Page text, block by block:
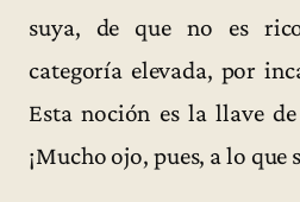
suya, de que no es
categoría elevada, por
Esta noción es la llave
¡Mucho ojo, pues, a lo que